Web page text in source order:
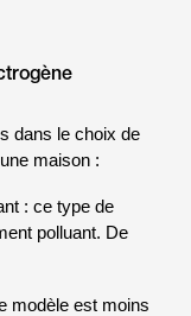
dans le choix de
maison :
: ce type de
polluant. De
modèle est moins